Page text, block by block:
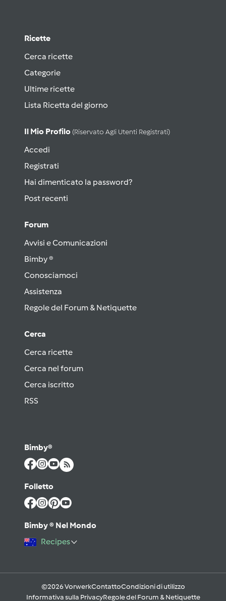
Ricette
Cerca ricette
Categorie
Ultime ricette
Lista Ricetta del giorno
Il Mio Profilo (riservato Agli Utenti Registrati)
Accedi
Registrati
Hai dimenticato la password?
Post recenti
Forum
Avvisi e Comunicazioni
Bimby ®
Conosciamoci
Assistenza
Regole del Forum & Netiquette
Cerca
Cerca ricette
Cerca nel forum
Cerca iscritto
RSS
Bimby®
Folletto
Bimby ® Nel Mondo
Recipes
©2026 VorwerkContattoCondizioni di utilizzo
Informativa sulla PrivacyRegole del Forum & Netiquette